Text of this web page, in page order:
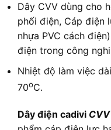
Dây CVV dùng cho
phối điện, Cáp điện
nhựa PVC cách
điện trong công
Nhiệt độ làm việc
70oC.
Dây điện cadivi